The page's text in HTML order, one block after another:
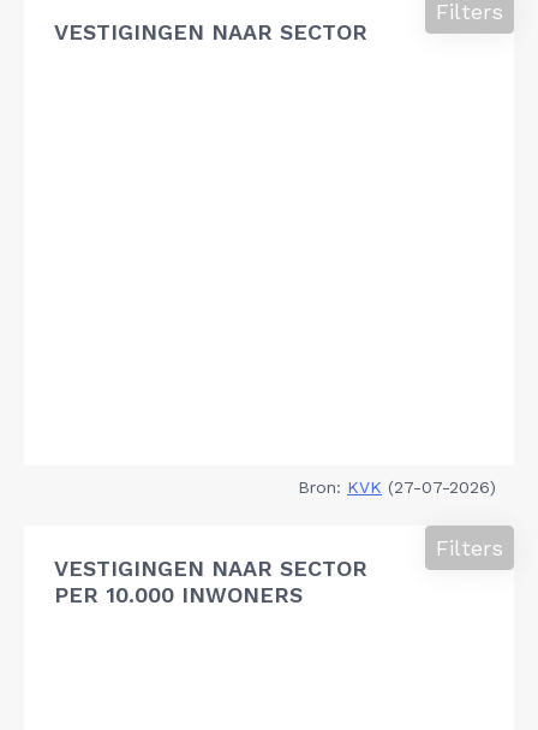
VESTIGINGEN NAAR SECTOR
Filters
Bron: KVK (27-07-2026)
VESTIGINGEN NAAR SECTOR
PER 10.000 INWONERS
Filters